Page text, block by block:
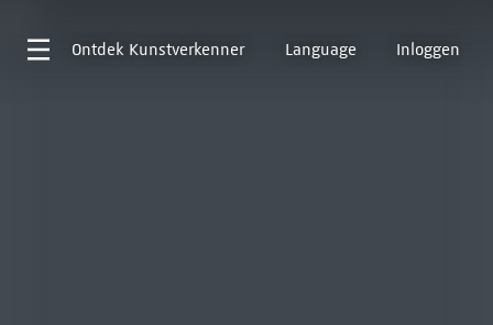
Ontdek Kunstverkenner Language Inloggen